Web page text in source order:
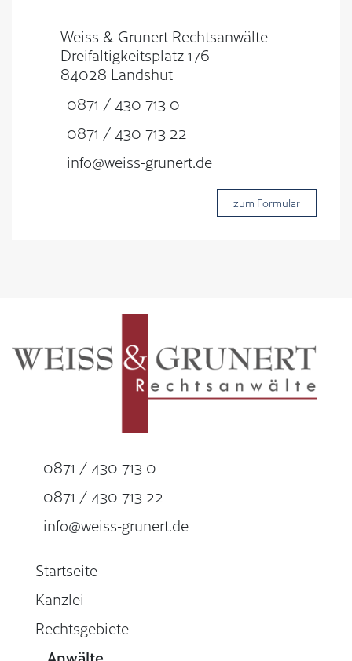
Weiss & Grunert Rechtsanwälte
Dreifaltigkeitsplatz 176
84028 Landshut
0871 / 430 713 0
0871 / 430 713 22
info@weiss-grunert.de
zum Formular
0871 / 430 713 0
0871 / 430 713 22
info@weiss-grunert.de
Startseite
Kanzlei
Rechtsgebiete